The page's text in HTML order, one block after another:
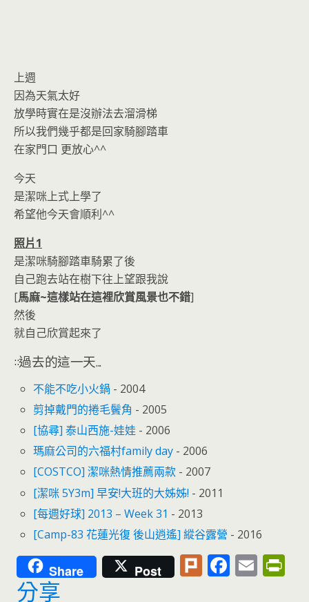
上週
因為天氣太好
放學時實在是沒辦法去溜滑梯
所以我們幾乎都是回家騎腳踏車
在家門口 更放心^^
今天
是潔咪上式上學了
希望他今天會順利^^
照片1
是潔咪騎腳踏車騎累了後
自己跑去站在樹下往上望跟我說
[馬麻~這樣站在這裡欣賞風景也不錯]
然後
就自己欣賞起來了
::過去的這一天...
不能不吃小火鍋 - 2004
剪掉戴門的捲毛鬢角 - 2005
[協尋] 泰山西施-娃娃 - 2006
瑪麻公司的六福村family day - 2006
[COSTCO] 潔咪熱情推薦兩款 - 2007
[潔咪 5Y3m] 早安!大班的大姊姊! - 2011
[每週好球] 2013 – Week 31 - 2013
[Camp-83 花蓮光復 後山逍遙] 縱谷露營 - 2016
Share Post Pl F E
分享